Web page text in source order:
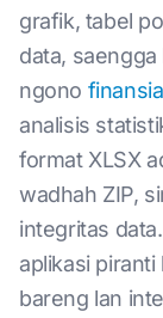
grafik, tabel
data,
ngono
analisis
format XLSX
wadhah ZIP,
integritas
aplikasi
bareng lan